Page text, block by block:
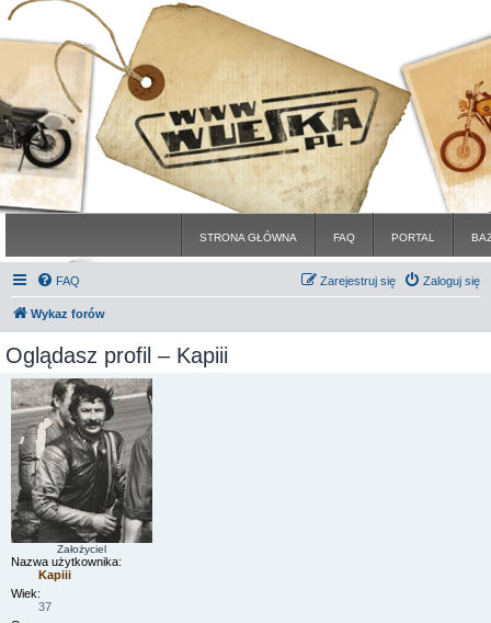
STRONA GŁÓWNA FAQ PORTAL
FAQ Zaloguj się
Zarejestruj się
Wykaz forów
Oglądasz profil – Kapiii
Założyciel
Nazwa użytkownika:
Kapiii
Wiek:
37